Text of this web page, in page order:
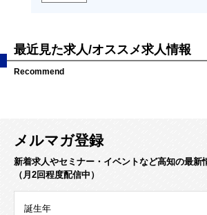
最近見た求人/オススメ求人情報
Recommend
メルマガ登録
新着求人やセミナー・イベントなど高知の最新
（月2回程度配信中）